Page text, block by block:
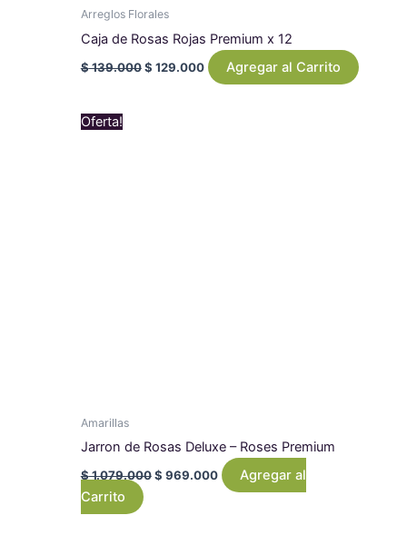
Arreglos Florales
Caja de Rosas Rojas Premium x 12
$139.000 $ 129.000 Agregar al Carrito
Oferta!
Amarillas
Jarron de Rosas Deluxe – Roses Premium
$1.079.000 $ 969.000
Agregar al
Carrito